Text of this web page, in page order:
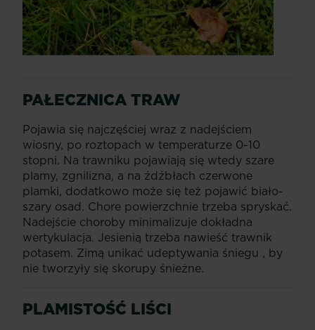
PAŁECZNICA TRAW
Pojawia się najczęściej wraz z nadejściem
wiosny, po roztopach w temperaturze 0-10
stopni. Na trawniku pojawiają się wtedy szare
plamy, zgnilizna, a na źdźbłach czerwone
plamki, dodatkowo może się też pojawić biało-
szary osad. Chore powierzchnie trzeba spryskać.
Nadejście choroby minimalizuje dokładna
wertykulacja. Jesienią trzeba nawieść trawnik
potasem. Zimą unikać udeptywania śniegu , by
nie tworzyły się skorupy śnieżne.
PLAMISTOŚĆ LIŚCI